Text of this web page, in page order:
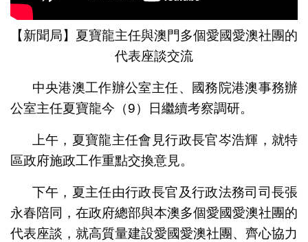
【新聞局】夏寶龍主任與澳門多個愛國愛澳社團的
代表座談交流
中央港澳工作辦公室主任、國務院港澳事務辦
公室主任夏寶龍今（9）日繼續考察調研。
上午，夏寶龍主任會見行政長官岑浩輝，就特
區政府施政工作重點交換意見。
下午，夏主任由行政長官及行政法務司司長張
永春陪同，在政府總部與本澳多個愛國愛澳社團的
代表座談，就高質量建設愛國愛澳社團、齊心協力